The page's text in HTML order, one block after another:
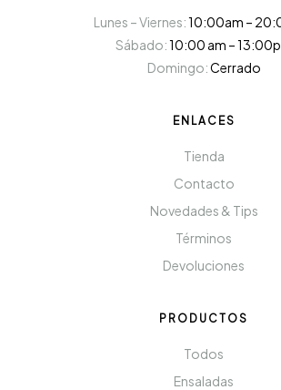
Lunes – Viernes:10:00am –
Sábado:10:00 am –
Domingo:Cerrado
ENLACES
Tienda
Contacto
Novedades & Tips
Términos
Devoluciones
PRODUCTOS
Todos
Ensaladas